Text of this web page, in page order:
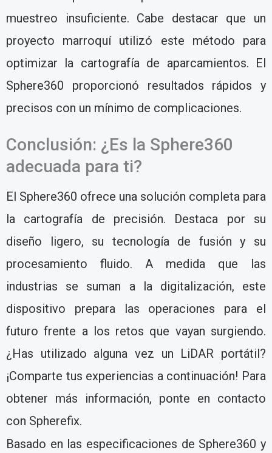
muestreo insuficiente. Cabe destacar que un
proyecto marroquí utilizó este método para
optimizar la cartografía de aparcamientos. El
Sphere360 proporcionó resultados rápidos y
precisos con un mínimo de complicaciones.
Conclusión: ¿Es la Sphere360
adecuada para ti?
El Sphere360 ofrece una solución completa para
la cartografía de precisión. Destaca por su
diseño ligero, su tecnología de fusión y su
procesamiento fluido. A medida que las
industrias se suman a la digitalización, este
dispositivo prepara las operaciones para el
futuro frente a los retos que vayan surgiendo.
¿Has utilizado alguna vez un LiDAR portátil?
¡Comparte tus experiencias a continuación! Para
obtener más información, ponte en contacto
con Spherefix.
Basado en las especificaciones de Sphere360 y